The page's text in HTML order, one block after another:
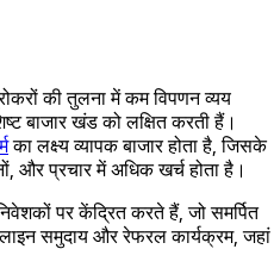
की तुलना में कम विपणन व्यय
बाजार खंड को लक्षित करती हैं।
का लक्ष्य व्यापक बाजार होता है, जिसके
और प्रचार में अधिक खर्च होता है।
पर केंद्रित करते हैं, जो समर्पित
समुदाय और रेफरल कार्यक्रम, जहां